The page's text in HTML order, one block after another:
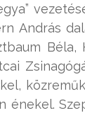
András
énekel.